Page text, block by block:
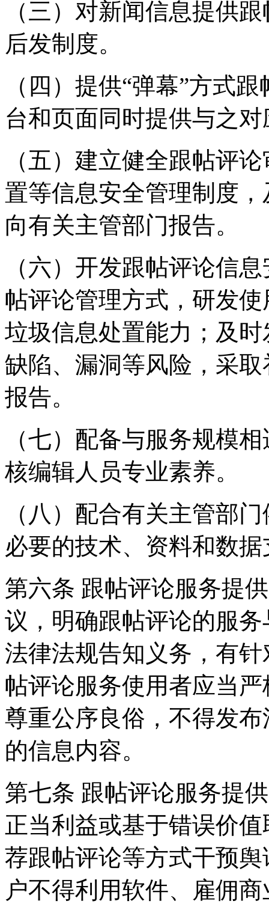
（三）对新闻信息提供
后发制度。
（四）提供“弹幕”方式
台和页面同时提供与之
（五）建立健全跟帖评
置等信息安全管理制度
向有关主管部门报告。
（六）开发跟帖评论信
帖评论管理方式，研发
垃圾信息处置能力；及
缺陷、漏洞等风险，采
报告。
（七）配备与服务规模
核编辑人员专业素养。
（八）配合有关主管部
必要的技术、资料和数
第六条 跟帖评论服务提
议，明确跟帖评论的服
法律法规告知义务，有
帖评论服务使用者应当
尊重公序良俗，不得发
的信息内容。
第七条 跟帖评论服务提
正当利益或基于错误价
荐跟帖评论等方式干预
户不得利用软件、雇佣